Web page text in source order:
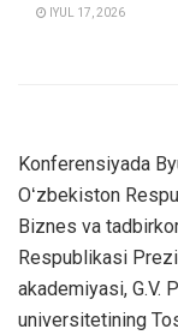
IYUL 17, 2026
Konferensiyada
Oʻzbekiston
Biznes va
Respublikasi
akademiyasi, G.V.
universitetining